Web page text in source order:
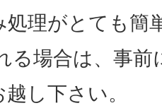
処理がとても簡
る場合は、事
し下さい。